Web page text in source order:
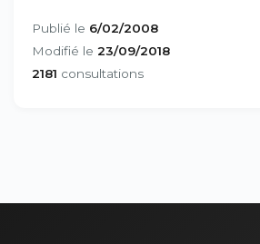
Publié le 6/02/2008
Modifié le 23/09/2018
2181 consultations